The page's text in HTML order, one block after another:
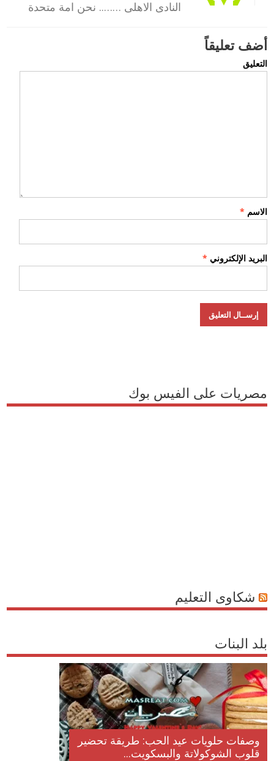
النادى الاهلى …….. نحن امة متحدة
أضف تعليقاً
التعليق
الاسم *
البريد الإلكتروني *
مصريات على الفيس بوك
شكاوى التعليم
بلد البنات
وصفات حلويات عيد الحب: طريقة تحضير
قلوب الشوكولاتة والبسكويت...